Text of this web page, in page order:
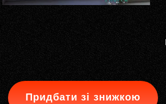
Придбати зі знижкою